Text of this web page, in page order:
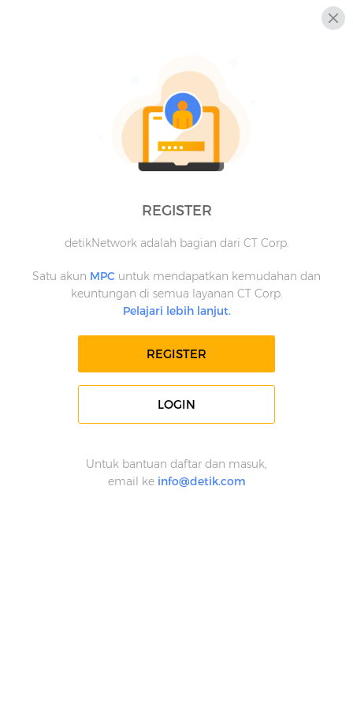
REGISTER
detikNetwork adalah bagian dari CT Corp.
Satu akun MPC untuk mendapatkan kemudahan dan
keuntungan di semua layanan CT Corp.
Pelajari lebih lanjut.
REGISTER
LOGIN
Untuk bantuan daftar dan masuk,
email ke info@detik.com